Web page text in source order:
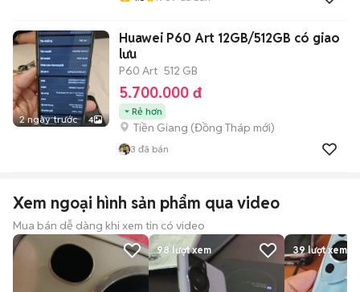
2 ngày trước 4
Huawei P60 Art 12GB/512GB có giao
lưu
P60 Art 512 GB
5.700.000 đ
Rẻ hơn
Tiền Giang (Đồng Tháp mới)
3 đã bán
Xem ngoại hình sản phẩm qua video
Mua bán dễ dàng khi xem tin có video
98 lượt xem 39lượt xem